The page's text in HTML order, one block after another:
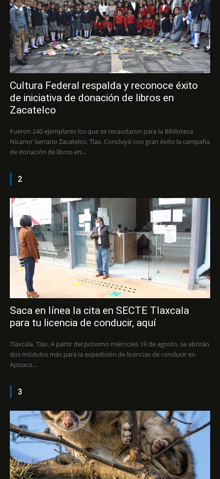
Cultura Federal respalda y reconoce éxito
de iniciativa de donación de libros en
Zacatelco
Fueron 240 ejemplares los que se recaudaron para la Biblioteca
Nicanor Serrano Zacatelco, Tlax. Concluyó con gran éxito la campaña
de donación de libros en...
2
Saca en línea la cita en SECTE Tlaxcala
para tu licencia de conducir, aquí
Tlaxcala, Tlax. A partir del próximo miércoles 19 de agosto, se abrirán
dos módulos más para la expedición de licencias de conducir en
Apizaco...
3